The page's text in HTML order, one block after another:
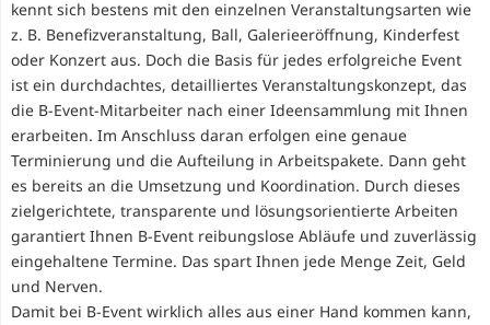
kennt sich bestens mit den einzelnen Veranstaltungsarten wie
z. B. Benefizveranstaltung, Ball, Galerieeröffnung, Kinderfest
oder Konzert aus. Doch die Basis für jedes erfolgreiche Event
ist ein durchdachtes, detailliertes Veranstaltungskonzept, das
die B-Event-Mitarbeiter nach einer Ideensammlung mit Ihnen
erarbeiten. Im Anschluss daran erfolgen eine genaue
Terminierung und die Aufteilung in Arbeitspakete. Dann geht
es bereits an die Umsetzung und Koordination. Durch dieses
zielgerichtete, transparente und lösungsorientierte Arbeiten
garantiert Ihnen B-Event reibungslose Abläufe und zuverlässig
eingehaltene Termine. Das spart Ihnen jede Menge Zeit, Geld
und Nerven.
Damit bei B-Event wirklich alles aus einer Hand kommen kann,